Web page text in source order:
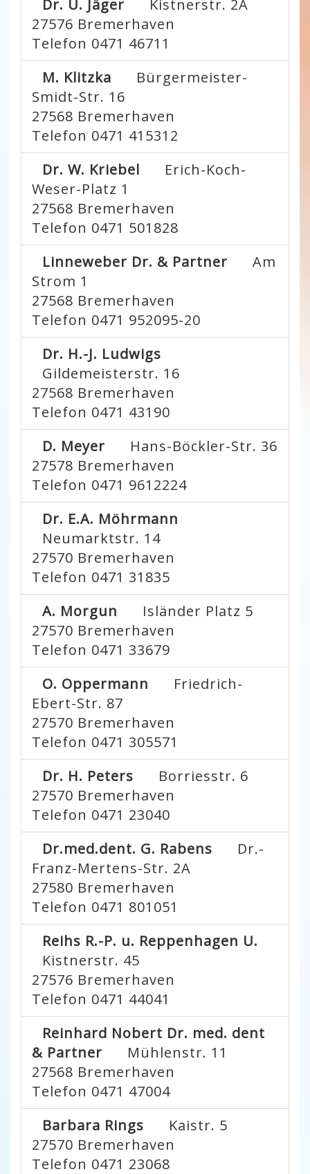
Dr. U. Jäger
Kistnerstr. 2A
27576 Bremerhaven
Telefon 0471 46711
M. Klitzka
Bürgermeister-
Smidt-Str. 16
27568 Bremerhaven
Telefon 0471 415312
Dr. W. Kriebel
Erich-Koch-
Weser-Platz 1
27568 Bremerhaven
Telefon 0471 501828
Linneweber Dr. & Partner
Am
Strom 1
27568 Bremerhaven
Telefon 0471 952095-20
Dr. H.-J. Ludwigs
Gildemeisterstr. 16
27568 Bremerhaven
Telefon 0471 43190
D. Meyer
Hans-Böckler-Str. 36
27578 Bremerhaven
Telefon 0471 9612224
Dr. E.A. Möhrmann
Neumarktstr. 14
27570 Bremerhaven
Telefon 0471 31835
A. Morgun
Isländer Platz 5
27570 Bremerhaven
Telefon 0471 33679
O. Oppermann
Friedrich-
Ebert-Str. 87
27570 Bremerhaven
Telefon 0471 305571
Dr. H. Peters
Borriesstr. 6
27570 Bremerhaven
Telefon 0471 23040
Dr.med.dent. G. Rabens
Dr.-
Franz-Mertens-Str. 2A
27580 Bremerhaven
Telefon 0471 801051
Reihs R.-P. u. Reppenhagen U.
Kistnerstr. 45
27576 Bremerhaven
Telefon 0471 44041
Reinhard Nobert Dr. med. dent
& Partner
Mühlenstr. 11
27568 Bremerhaven
Telefon 0471 47004
Barbara Rings
Kaistr. 5
27570 Bremerhaven
Telefon 0471 23068